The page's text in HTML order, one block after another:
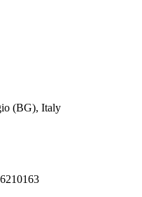
(BG), Italy